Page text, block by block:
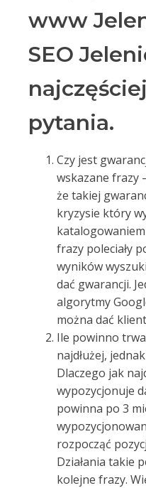
www
SEO
pytania.
Czy jest
wskazane frazy
że takiej
kryzysie który
frazy poleciały
wyników
dać gwarancji.
algorytmy
można dać
Ile powinno
najdłużej,
Dlaczego jak
wypozycjonuje
powinna po 3
rozpocząć
Działania takie
kolejne frazy.